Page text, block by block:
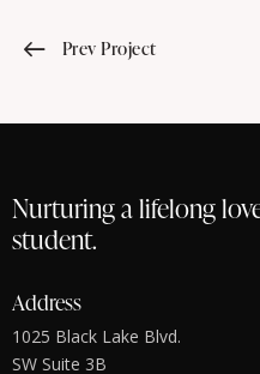
Prev Project
Nurturing a lifelong
student.
Address
1025 Black Lake Blvd.
SW Suite 3B